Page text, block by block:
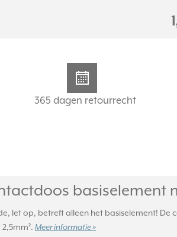
365 dagen retourrecht
basiselement
let op, betreft alleen het basiselement!
Meer informatie »